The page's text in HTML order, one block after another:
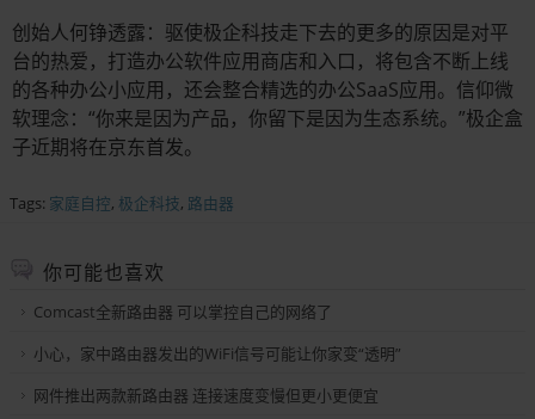
创始人何铮透露：驱使极企科技走下去的更多的原因是对平
台的热爱，打造办公软件应用商店和入口，将包含不断上线
的各种办公小应用，还会整合精选的办公SaaS应用。信仰微
软理念：“你来是因为产品，你留下是因为生态系统。”极企盒
子近期将在京东首发。
Tags: 家庭自控, 极企科技, 路由器
你可能也喜欢
Comcast全新路由器 可以掌控自己的网络了
小心，家中路由器发出的WiFi信号可能让你家变“透明”
网件推出两款新路由器 连接速度变慢但更小更便宜